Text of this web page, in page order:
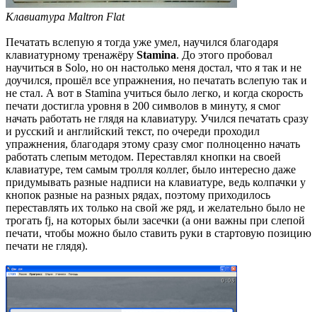
Клавиатура Maltron Flat
Печатать вслепую я тогда уже умел, научился благодаря
клавиатурному тренажёру Stamina. До этого пробовал
научиться в Solo, но он настолько меня достал, что я так и не
доучился, прошёл все упражнения, но печатать вслепую так и
не стал. А вот в Stamina учиться было легко, и когда скорость
печати достигла уровня в 200 символов в минуту, я смог
начать работать не глядя на клавиатуру. Учился печатать сразу
и русский и английский текст, по очереди проходил
упражнения, благодаря этому сразу смог полноценно начать
работать слепым методом. Переставлял кнопки на своей
клавиатуре, тем самым тролля коллег, было интересно даже
придумывать разные надписи на клавиатуре, ведь колпачки у
кнопок разные на разных рядах, поэтому приходилось
переставлять их только на свой же ряд, и желательно было не
трогать fj, на которых были засечки (а они важны при слепой
печати, чтобы можно было ставить руки в стартовую позицию
печати не глядя).